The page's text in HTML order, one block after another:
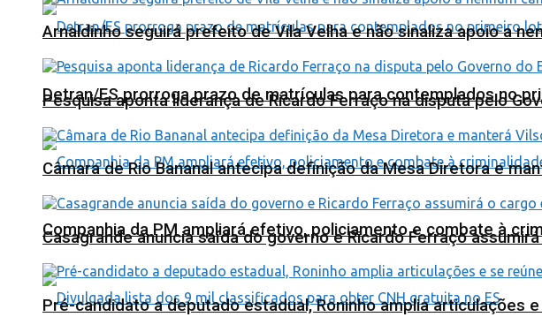
Detran/ES prorroga prazo de matrículas para contemplados no
Companhia da PM ampliará efetivo, policiamento e combate à
Arnaldinho seguirá prefeito de Vila Velha e não sinaliza apoio a
Pesquisa aponta liderança de Ricardo Ferraço na disputa pelo
Câmara de Rio Bananal antecipa definição da Mesa Diretora e
Casagrande anuncia saída do governo e Ricardo Ferraço
Pré-candidato a deputado estadual, Roninho amplia articulações